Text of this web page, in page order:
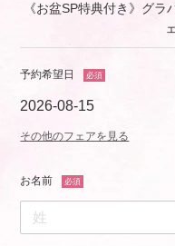
《お盆SP特典付き》グ
予約希望日 必須
2026-08-15
その他のフェアを見る
お名前 必須